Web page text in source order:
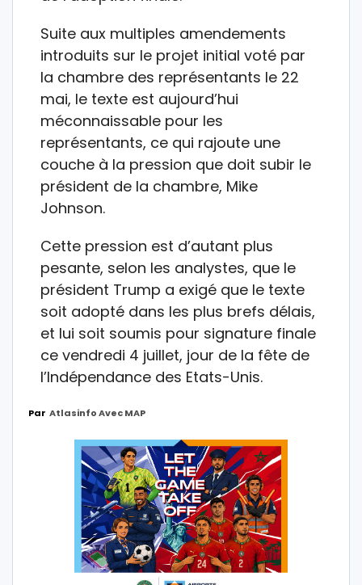
Suite aux multiples amendements
introduits sur le projet initial voté par
la chambre des représentants le 22
mai, le texte est aujourd’hui
méconnaissable pour les
représentants, ce qui rajoute une
couche à la pression que doit subir le
président de la chambre, Mike
Johnson.
Cette pression est d’autant plus
pesante, selon les analystes, que le
président Trump a exigé que le texte
soit adopté dans les plus brefs délais,
et lui soit soumis pour signature finale
ce vendredi 4 juillet, jour de la fête de
l’Indépendance des Etats-Unis.
Par Atlasinfo Avec MAP